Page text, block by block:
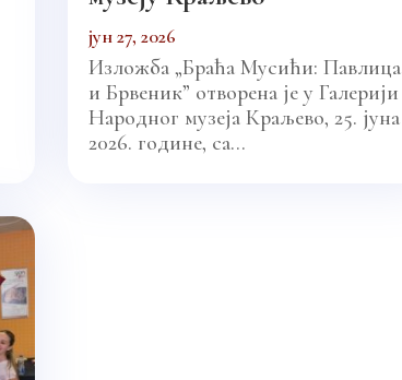
јун 27, 2026
Изложба „Браћа Мусићи: Павлица
и Брвеник” отворена је у Галерији
Народног музеја Краљево, 25. јуна
2026. године, са...